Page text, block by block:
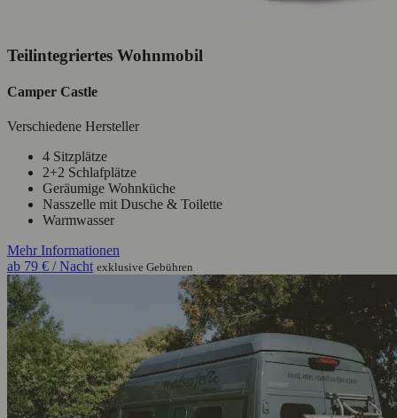
Teilintegriertes Wohnmobil
Camper Castle
Verschiedene Hersteller
4 Sitzplätze
2+2 Schlafplätze
Geräumige Wohnküche
Nasszelle mit Dusche & Toilette
Warmwasser
Mehr Informationen
ab 79 € / Nacht exklusive Gebühren